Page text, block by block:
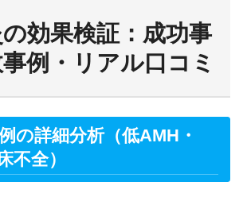
効果検証：成功事
例・リアル口コミ
の詳細分析（低AMH・
不全）